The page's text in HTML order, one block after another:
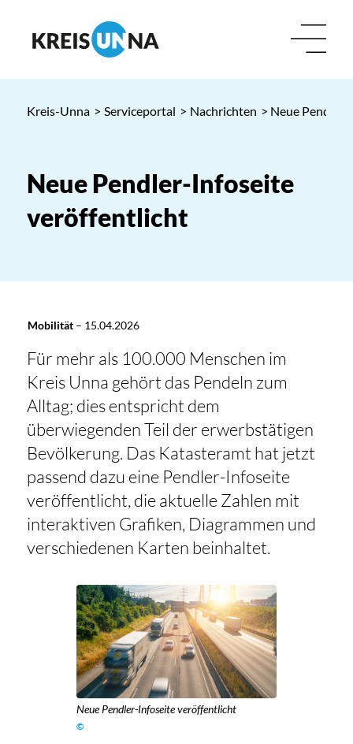
Kreis-Unna > Serviceportal > Nachrichten > Neue
Neue Pendler-Infoseite
veröffentlicht
Mobilität– 15.04.2026
Für mehr als 100.000 Menschen im
Kreis Unna gehört das Pendeln zum
Alltag; dies entspricht dem
überwiegenden Teil der erwerbstätigen
Bevölkerung. Das Katasteramt hat jetzt
passend dazu eine Pendler-Infoseite
veröffentlicht, die aktuelle Zahlen mit
interaktiven Grafiken, Diagrammen und
verschiedenen Karten beinhaltet.
Neue Pendler-Infoseite veröffentlicht
©